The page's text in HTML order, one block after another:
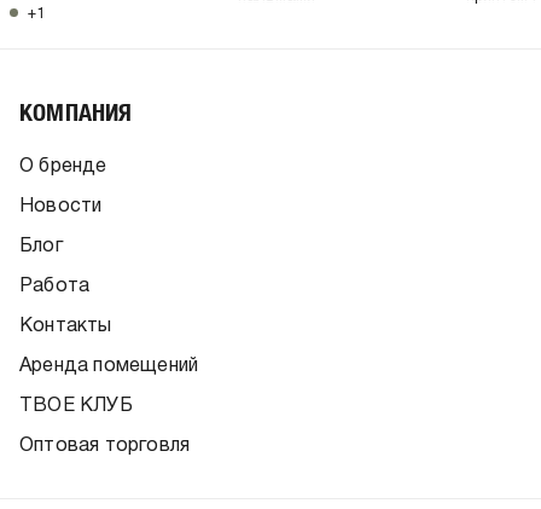
+1
КОМПАНИЯ
О бренде
Новости
Блог
Работа
Контакты
Аренда помещений
ТВОЕ КЛУБ
Оптовая торговля